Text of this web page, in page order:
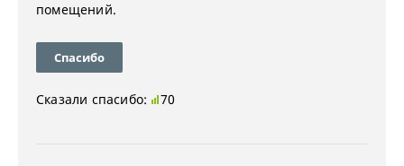
помещений.
Спасибо
Сказали спасибо: 70